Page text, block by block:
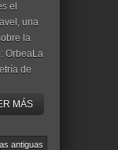
el
una
la
OrbeaLa
de
MÁS
antiguas